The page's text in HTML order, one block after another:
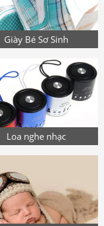
Giày Bé Sơ Sinh
Loa nghe nhạc